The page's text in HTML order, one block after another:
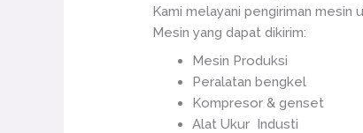
Kami melayani pengiriman mesin
Mesin yang dapat dikirim:
Mesin Produksi
Peralatan bengkel
Kompresor & genset
Alat Ukur Industi